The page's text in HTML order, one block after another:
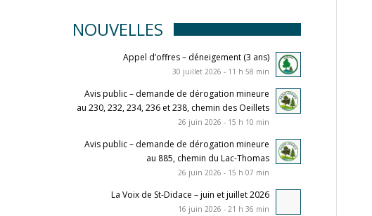
NOUVELLES
Appel d’offres – déneigement (3 ans)
30 juillet 2026 - 11 h 58 min
Avis public – demande de dérogation mineure
au 230, 232, 234, 236 et 238, chemin des Oeillets
26 juin 2026 - 15 h 10 min
Avis public – demande de dérogation mineure
au 885, chemin du Lac-Thomas
26 juin 2026 - 15 h 07 min
La Voix de St-Didace – juin et juillet 2026
16 juin 2026 - 21 h 36 min